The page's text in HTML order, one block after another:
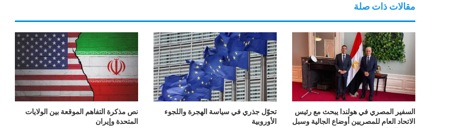
مقالات ذات صلة
السفير المصري في هولندا يبحث مع رئيس
الاتحاد العام للمصريين أوضاع الجالية وسبل
تحوّل جذري في سياسة الهجرة واللجوء
الأوروبية
نص مذكرة التفاهم الموقعة بين الولايات
المتحدة وإيران